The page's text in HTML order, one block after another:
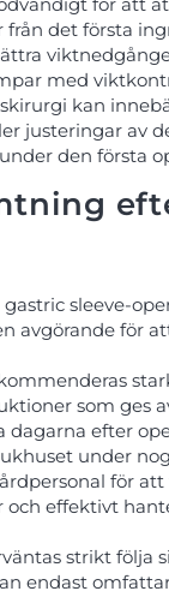
det första
med
kan
justeringar av
den första
sleeve-
avgörande för
som ges
dagarna efter
under
för
effektivt
strikt följa
endast